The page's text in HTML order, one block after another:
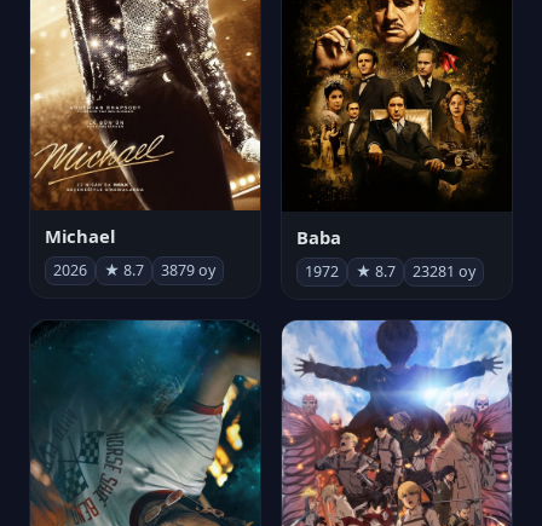
Michael
2026 ★ 8.7 3879 oy
Baba
1972 ★ 8.7 23281 oy